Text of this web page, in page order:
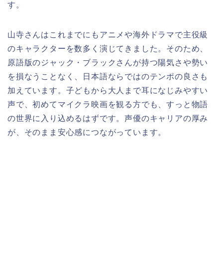
す。
山寺さんはこれまでにもアニメや海外ドラマで主役級
のキャラクターを数多く演じてきました。そのため、
原語版のジャック・ブラックさんが持つ陽気さや勢い
を損なうことなく、日本語ならではのテンポの良さも
加えています。子どもから大人まで耳になじみやすい
声で、初めてマイクラ映画を観る方でも、すっと物語
の世界に入り込めるはずです。声優のキャリアの厚み
が、そのまま安心感につながっています。